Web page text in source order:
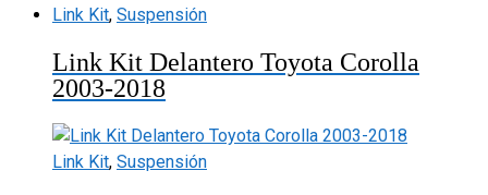
Link Kit, Suspensión
Link Kit Delantero Toyota Corolla
2003-2018
Link Kit, Suspensión